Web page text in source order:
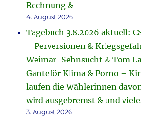
Rechnung &
4. August 2026
Tagebuch 3.8.2026 aktuell:
– Perversionen &
Weimar-Sehnsucht & Tom
Ganteför Klima & Porno –
laufen die Wählerinnen
wird ausgebremst & und
3. August 2026